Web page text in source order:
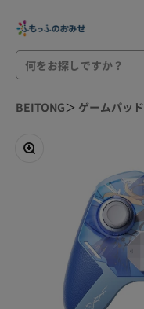
コンテンツへスキップ
ふもっふのおみせ
BEITONG＞ ゲームパッド
ズームイン